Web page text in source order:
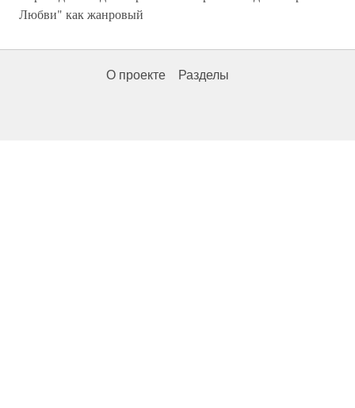
Любви" как жанровый
О проекте Разделы